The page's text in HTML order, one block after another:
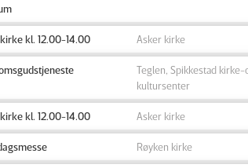
kl. 12.00-14.00 Asker kirke
Teglen, Spikkestad kirke-
kultursenter
kl. 12.00-14.00 Asker kirke
Røyken kirke